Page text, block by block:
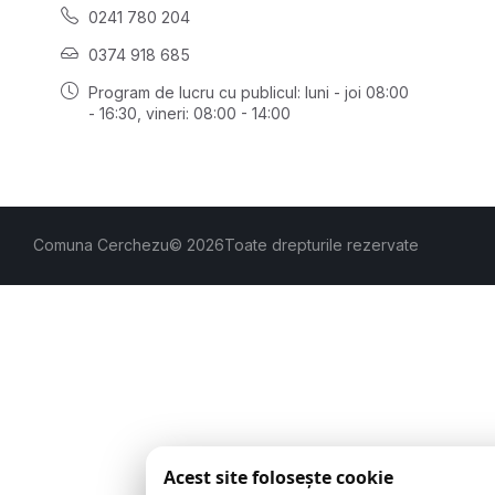
0241 780 204
0374 918 685
Program de lucru cu publicul: luni - joi 08:00
- 16:30 , vineri: 08:00 - 14:00
Comuna Cerchezu© 2026Toate drepturile rezervate
Acest site folosește cookie